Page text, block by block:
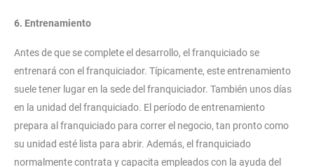
6. Entrenamiento
Antes de que se complete el desarrollo, el franquiciado se
entrenará con el franquiciador. Típicamente, este entrenamiento
suele tener lugar en la sede del franquiciador. También unos días
en la unidad del franquiciado. El período de entrenamiento
prepara al franquiciado para correr el negocio, tan pronto como
su unidad esté lista para abrir. Además, el franquiciado
normalmente contrata y capacita empleados con la ayuda del